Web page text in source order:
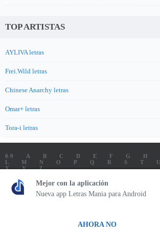
TOP ARTISTAS
AYLIVA letras
Frei.Wild letras
Chinese Anarchy letras
Omar+ letras
Tora-i letras
0-9 A B C D E F G H
L
M N O P Q R S T U
X
Y
Z
LETRAS
SOUNDTRACK LETRAS
TOP 100 LETRAS
ENVIA LETRAS
Letrasmania.com - Copyright © 2026 - All Rights
Mejor con la aplicación
Nueva app Letras Mania para Android
AHORA NO